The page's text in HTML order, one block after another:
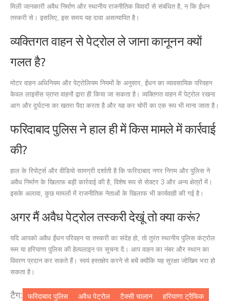
मिली जानकारी अवैध निर्माण और स्थानीय राजनीतिक विवादों से संबंधित है, न कि ईंधन
तस्करी से। इसलिए, इस समय यह दावा असत्यापित है।
व्यक्तिगत वाहन से पेट्रोल ले जाना कानूनन क्यों
गलत है?
मोटर वाहन अधिनियम और पेट्रोलियम नियमों के अनुसार, ईंधन का व्यावसायिक परिवहन
केवल लाइसेंस प्राप्त वाहनों द्वारा ही किया जा सकता है। व्यक्तिगत वाहन में पेट्रोल रखना
आग और दुर्घटना का खतरा पैदा करता है और यह कर चोरी का एक रूप भी माना जाता है।
फरिदाबाद पुलिस ने हाल ही में किस मामले में कार्रवाई
की?
हाल के रिपोर्ट्स और वीडियो सामग्री दर्शाती है कि फरिदाबाद नगर निगम और पुलिस ने
अवैध निर्माण के खिलाफ बड़ी कार्रवाई की है, विशेष रूप से सेक्टर 3 और अन्य क्षेत्रों में।
इसके अलावा, कुछ मामलों में राजनीतिक नेताओं के खिलाफ भी कार्यवाही की गई है।
अगर मैं अवैध पेट्रोल तस्करी देखूं तो क्या करूं?
यदि आपको अवैध ईंधन परिवहन या तस्करी का संदेह हो, तो तुरंत स्थानीय पुलिस कंट्रोल
रूम या हरियाणा पुलिस की हेल्पलाइन पर सूचना दें। आप वाहन का नंबर और स्थान का
विवरण प्रदान कर सकते हैं। स्वयं हस्तक्षेप करने से बचें क्योंकि यह सुरक्षा जोखिम भरा हो
सकता है।
टैग: फरिदाबाद पुलिस अवैध पेट्रोल टैक्सी चालान हरियाणा ट्रैफिक